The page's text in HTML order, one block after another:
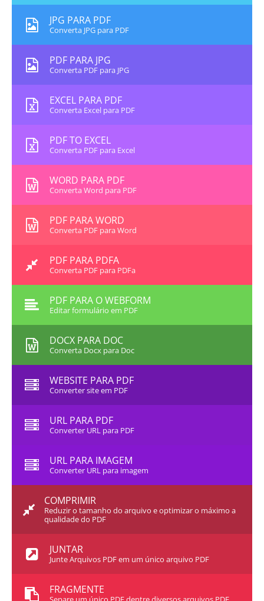
JPG PARA PDF
Converta JPG para PDF
PDF PARA JPG
Converta PDF para JPG
EXCEL PARA PDF
Converta Excel para PDF
PDF TO EXCEL
Converta PDF para Excel
WORD PARA PDF
Converta Word para PDF
PDF PARA WORD
Converta PDF para Word
PDF PARA PDFA
Converta PDF para PDFa
PDF PARA O WEBFORM
Editar formulário em PDF
DOCX PARA DOC
Converta Docx para Doc
WEBSITE PARA PDF
Converter site em PDF
URL PARA PDF
Converter URL para PDF
URL PARA IMAGEM
Converter URL para imagem
COMPRIMIR
Reduzir o tamanho do arquivo e optimizar o máximo a
qualidade do PDF
JUNTAR
Junte Arquivos PDF em um único arquivo PDF
FRAGMENTE